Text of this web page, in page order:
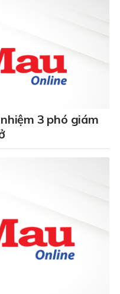
3 phó giám